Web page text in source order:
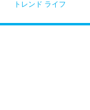
トレンド ライフ